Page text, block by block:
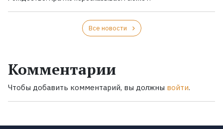
Все новости
Комментарии
Чтобы добавить комментарий, вы должны войти.